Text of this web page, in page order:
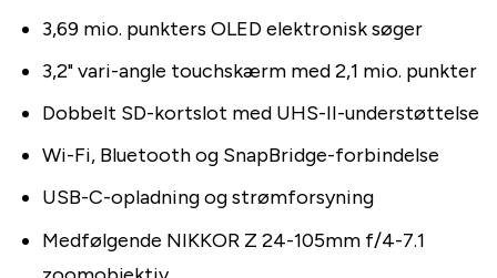
3,69 mio. punkters OLED elektronisk søger
3,2" vari-angle touchskærm med 2,1 mio. punkter
Dobbelt SD-kortslot med UHS-II-understøttelse
Wi-Fi, Bluetooth og SnapBridge-forbindelse
USB-C-opladning og strømforsyning
Medfølgende NIKKOR Z 24-105mm f/4-7.1